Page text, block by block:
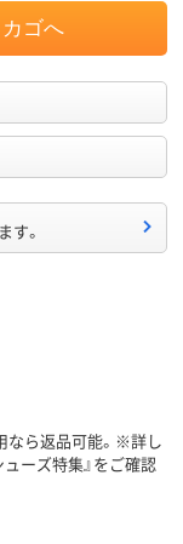
カゴへ
す。
なら返品可能。※詳し
ューズ特集』をご確認